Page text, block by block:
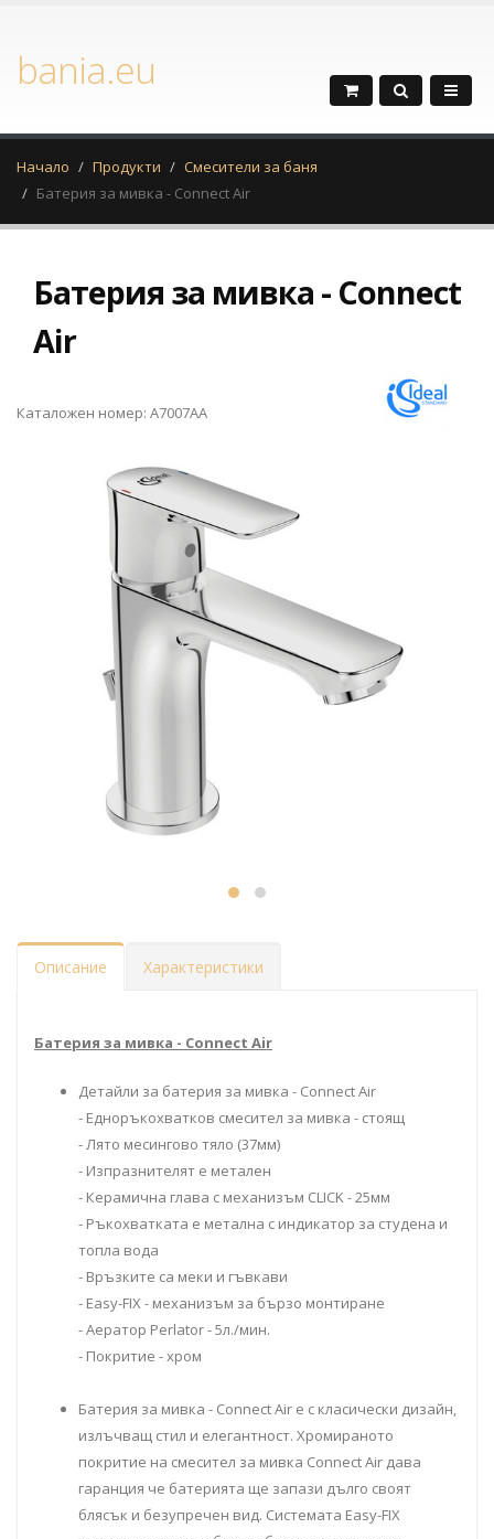
bania.eu
Начало Продукти
Смесители за баня
Батерия за мивка - Connect Air
Батерия за мивка - Connect
Air
Каталожен номер: A7007AA
Описание Характеристики
Батерия за мивка - Connect Air
Детайли за батерия за мивка - Connect Air
- Едноръкохватков смесител за мивка - стоящ
- Лято месингово тяло (37мм)
- Изпразнителят е метален
- Керамична глава с механизъм CLICK - 25мм
- Ръкохватката е метална с индикатор за студена и
топла вода
- Връзките са меки и гъвкави
- Easy-FIX - механизъм за бързо монтиране
- Аератор Perlator - 5л./мин.
- Покритие - хром
Батерия за мивка - Connect Air е с класически дизайн,
излъчващ стил и елегантност. Хромираното
покритие на смесител за мивка Connect Air дава
гаранция че батерията ще запази дълго своят
блясък и безупречен вид. Системата Easy-FIX